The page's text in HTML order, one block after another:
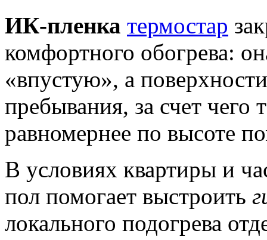
ИК-пленка термостар
комфортного обогрева:
«впустую», а
пребывания, за счет
равномернее по высоте
В условиях квартиры и
пол помогает выстроить
локального подогрева